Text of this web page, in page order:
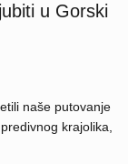
u Gorski
naše putovanje
krajolika,